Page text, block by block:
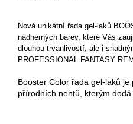
Nová unikátní řada gel-laků
nádherných barev, které Vás
dlouhou trvanlivostí, ale i
PROFESSIONAL FANTASY
Booster Color řada gel-laků
přírodních nehtů, kterým dodá